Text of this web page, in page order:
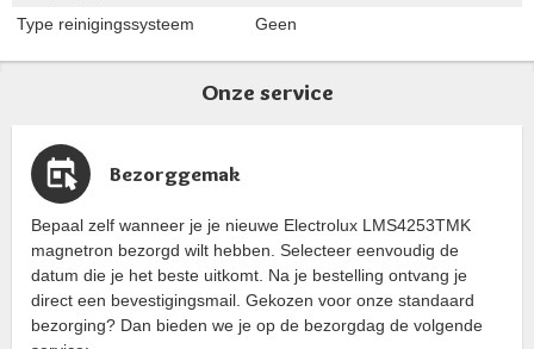
Type reinigingssysteem Geen
Onze service
Bezorggemak
Bepaal zelf wanneer je je nieuwe Electrolux LMS4253TMK
magnetron bezorgd wilt hebben. Selecteer eenvoudig de
datum die je het beste uitkomt. Na je bestelling ontvang je
direct een bevestigingsmail. Gekozen voor onze standaard
bezorging? Dan bieden we je op de bezorgdag de volgende